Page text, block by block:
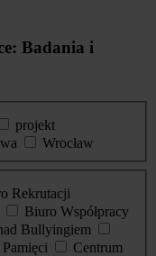
Badania i
projekt
Wrocław
Rekrutacji
Biuro Współpracy
Bullyingiem
Centrum